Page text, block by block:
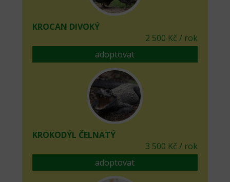
KROCAN DIVOKÝ
2 500 Kč / rok
adoptovat
KROKODÝL ČELNATÝ
3 500 Kč / rok
adoptovat